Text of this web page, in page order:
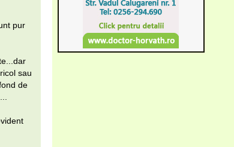
pur
sau
de